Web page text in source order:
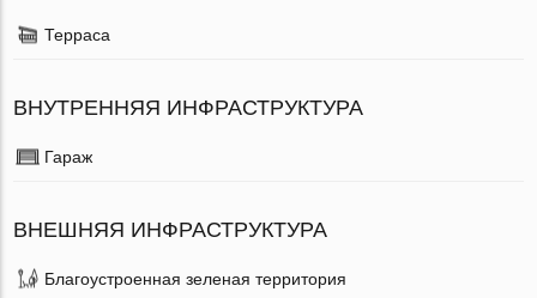
Терраса
ВНУТРЕННЯЯ ИНФРАСТРУКТУРА
Гараж
ВНЕШНЯЯ ИНФРАСТРУКТУРА
Благоустроенная зеленая территория